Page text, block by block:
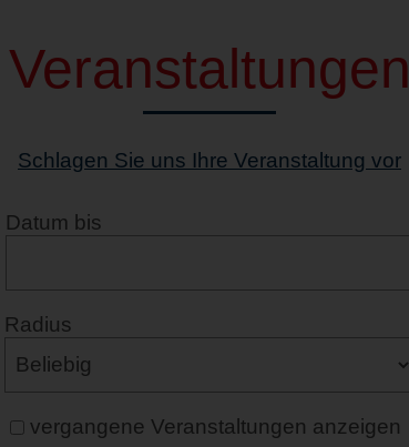
Veranstaltungen
Schlagen Sie uns Ihre Veranstaltung vor
Datum bis
Radius
vergangene Veranstaltungen anzeigen